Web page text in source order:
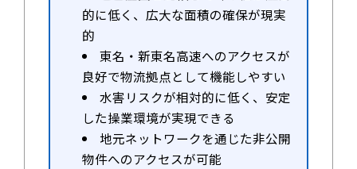
的に低く、広大な面積の確保が現実
的
東名・新東名高速へのアクセスが
良好で物流拠点として機能しやすい
水害リスクが相対的に低く、安定
した操業環境が実現できる
地元ネットワークを通じた非公開
物件へのアクセスが可能